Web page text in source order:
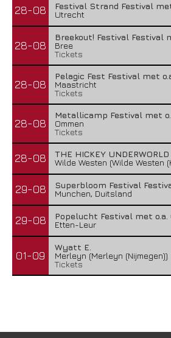
28-08
Festival Strand Festival
Utrecht
28-08
Breekout! Festival Festival
Bree
Tickets
28-08
Pelagic Fest Festival met
Maastricht
Tickets
28-08
Metallicamp Festival met
Ommen
Tickets
28-08
THE HICKEY
Wilde Westen (Wilde Westen
29-08
Superbloom Festival
Munchen, Duitsland
29-08
Popelucht Festival met o.a.
Etten-Leur
01-09
Wyatt E.
Merleyn (Merleyn (Nijmegen))
Tickets